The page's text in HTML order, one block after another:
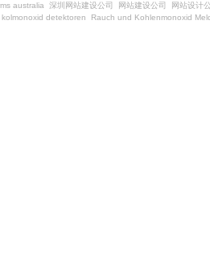
australia 深圳网站建设公司 网站建设公司
网站设计
kolmonoxid detektoren Rauch und Kohlenmonoxid